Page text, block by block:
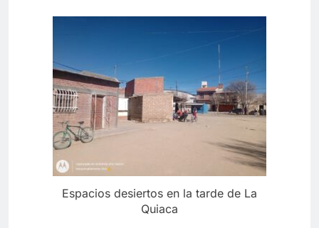
Espacios desiertos en la tarde de La
Quiaca